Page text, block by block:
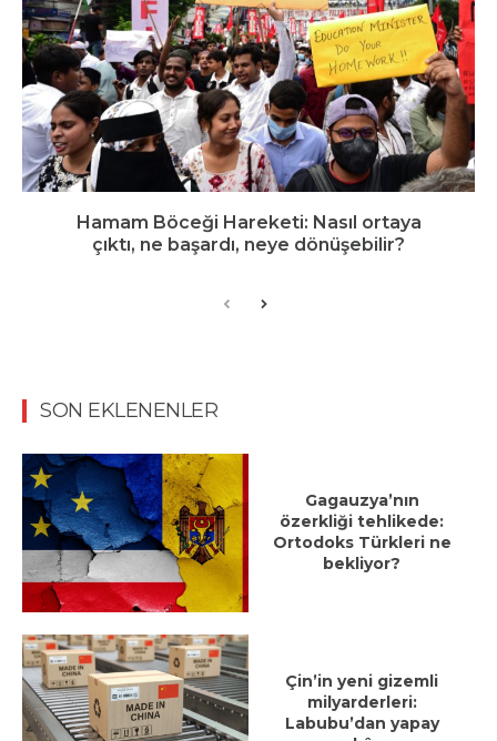
Hamam Böceği Hareketi: Nasıl ortaya
çıktı, ne başardı, neye dönüşebilir?
SON EKLENENLER
Gagauzya’nın
özerkliği tehlikede:
Ortodoks Türkleri ne
bekliyor?
Çin’in yeni gizemli
milyarderleri:
Labubu’dan yapay